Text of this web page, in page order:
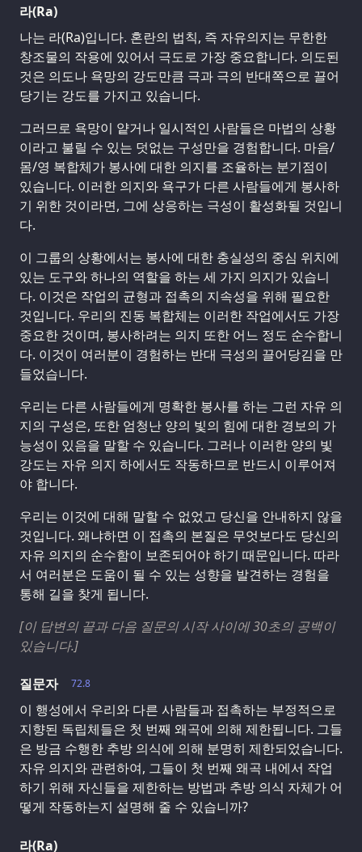
라(Ra)
나는 라(Ra)입니다. 혼란의 법칙, 즉 자유의지는 무한한
창조물의 작용에 있어서 극도로 가장 중요합니다. 의도된
것은 의도나 욕망의 강도만큼 극과 극의 반대쪽으로 끌어
당기는 강도를 가지고 있습니다.
그러므로 욕망이 얕거나 일시적인 사람들은 마법의 상황
이라고 불릴 수 있는 덧없는 구성만을 경험합니다. 마음/
몸/영 복합체가 봉사에 대한 의지를 조율하는 분기점이
있습니다. 이러한 의지와 욕구가 다른 사람들에게 봉사하
기 위한 것이라면, 그에 상응하는 극성이 활성화될 것입니
다.
이 그룹의 상황에서는 봉사에 대한 충실성의 중심 위치에
있는 도구와 하나의 역할을 하는 세 가지 의지가 있습니
다. 이것은 작업의 균형과 접촉의 지속성을 위해 필요한
것입니다. 우리의 진동 복합체는 이러한 작업에서도 가장
중요한 것이며, 봉사하려는 의지 또한 어느 정도 순수합니
다. 이것이 여러분이 경험하는 반대 극성의 끌어당김을 만
들었습니다.
우리는 다른 사람들에게 명확한 봉사를 하는 그런 자유 의
지의 구성은, 또한 엄청난 양의 빛의 힘에 대한 경보의 가
능성이 있음을 말할 수 있습니다. 그러나 이러한 양의 빛
강도는 자유 의지 하에서도 작동하므로 반드시 이루어져
야 합니다.
우리는 이것에 대해 말할 수 없었고 당신을 안내하지 않을
것입니다. 왜냐하면 이 접촉의 본질은 무엇보다도 당신의
자유 의지의 순수함이 보존되어야 하기 때문입니다. 따라
서 여러분은 도움이 될 수 있는 성향을 발견하는 경험을
통해 길을 찾게 됩니다.
[이 답변의 끝과 다음 질문의 시작 사이에 30초의 공백이
있습니다.]
72.8
질문자
이 행성에서 우리와 다른 사람들과 접촉하는 부정적으로
지향된 독립체들은 첫 번째 왜곡에 의해 제한됩니다. 그들
은 방금 수행한 추방 의식에 의해 분명히 제한되었습니다.
자유 의지와 관련하여, 그들이 첫 번째 왜곡 내에서 작업
하기 위해 자신들을 제한하는 방법과 추방 의식 자체가 어
떻게 작동하는지 설명해 줄 수 있습니까?
라(Ra)